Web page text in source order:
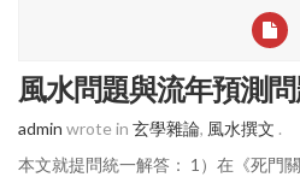
風水問題與流年預測
admin wrote in 玄學雜論, 風水撰文 .
本文就提問統一解答： 1）在《死門